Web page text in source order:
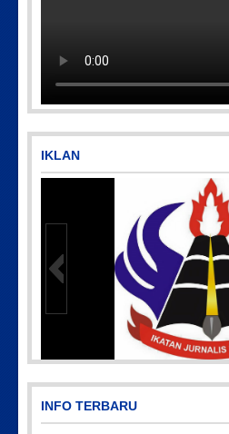
IKLAN
IMG-20191006-
INFO TERBARU